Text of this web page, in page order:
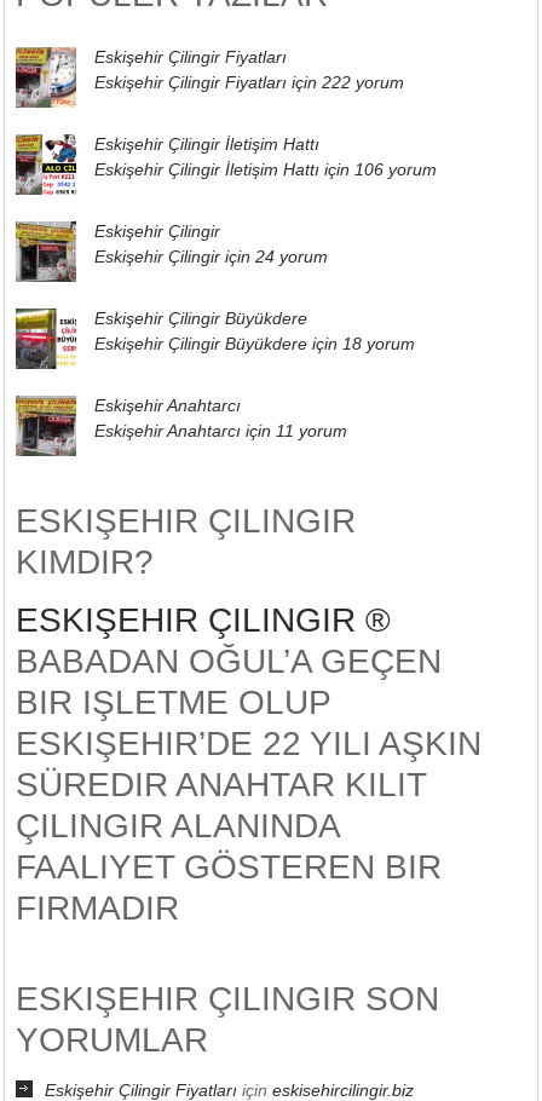
Eskişehir Çilingir Fiyatları
Eskişehir Çilingir Fiyatları için 222 yorum
Eskişehir Çilingir İletişim Hattı
Eskişehir Çilingir İletişim Hattı için 106 yorum
Eskişehir Çilingir
Eskişehir Çilingir için 24 yorum
Eskişehir Çilingir Büyükdere
Eskişehir Çilingir Büyükdere için 18 yorum
Eskişehir Anahtarcı
Eskişehir Anahtarcı için 11 yorum
ESKIŞEHIR ÇILINGIR
KIMDIR?
ESKIŞEHIR ÇILINGIR ®
BABADAN OĞUL’A GEÇEN
BIR IŞLETME OLUP
ESKIŞEHIR’DE 22 YILI AŞKIN
SÜREDIR ANAHTAR KILIT
ÇILINGIR ALANINDA
FAALIYET GÖSTEREN BIR
FIRMADIR
ESKIŞEHIR ÇILINGIR SON
YORUMLAR
Eskişehir Çilingir Fiyatları içineskisehircilingir.biz